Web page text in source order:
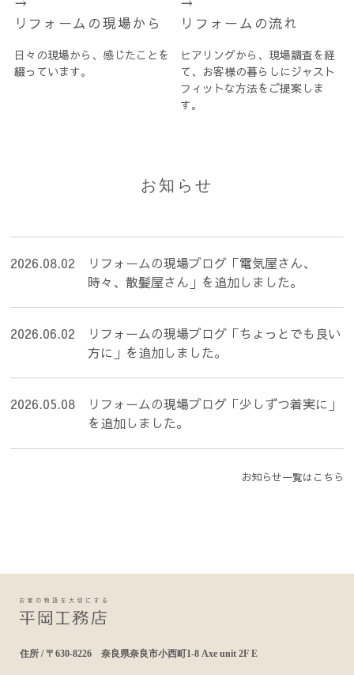
リフォームの現場から
日々の現場から、感じたことを
綴っています。
リフォームの流れ
ヒアリングから、現場調査を経
て、お客様の暮らしにジャスト
フィットな方法をご提案しま
す。
お知らせ
2026.08.02
リフォームの現場ブログ「電気屋さん、
時々、散髪屋さん」を追加しました。
2026.06.02
リフォームの現場ブログ「ちょっとでも良い
方に」を追加しました。
2026.05.08
リフォームの現場ブログ「少しずつ着実に」
を追加しました。
お知らせ一覧はこちら
住所 / 〒630-8226 奈良県奈良市小西町1-8 Axe unit 2F E